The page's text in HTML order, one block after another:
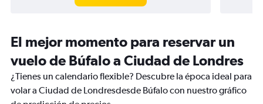
El mejor momento para reservar un
vuelo de Búfalo a Ciudad de Londres
¿Tienes un calendario flexible? Descubre la época ideal para
volar a Ciudad de Londresdesde Búfalo con nuestro gráfico